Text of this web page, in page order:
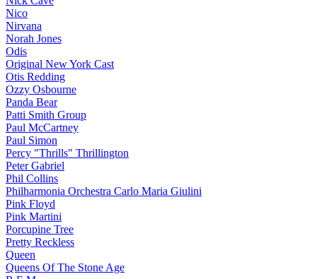
Nico
Nirvana
Norah Jones
Odis
Original New York Cast
Otis Redding
Ozzy Osbourne
Panda Bear
Patti Smith Group
Paul McCartney
Paul Simon
Percy "Thrills" Thrillington
Peter Gabriel
Phil Collins
Philharmonia Orchestra Carlo Maria Giulini
Pink Floyd
Pink Martini
Porcupine Tree
Pretty Reckless
Queen
Queens Of The Stone Age